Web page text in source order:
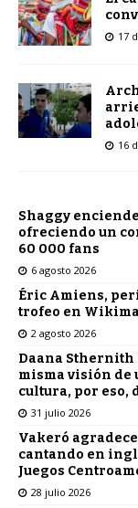
17
16
Shaggy
ofreciendo un
60 000 fans
6 agosto 2026
Éric Amiens,
trofeo en
2 agosto 2026
Daana Sthernith
misma visión de
cultura, por eso,
31 julio 2026
Vakeró
cantando en
Juegos
28 julio 2026